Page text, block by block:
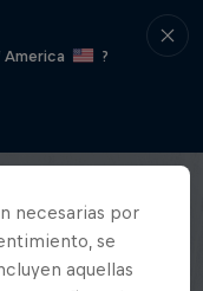
?
necesarias por
se
aquellas